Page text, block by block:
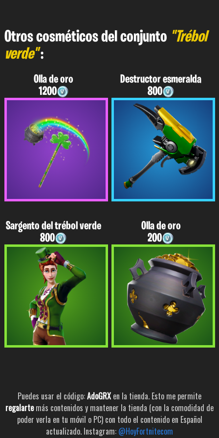
Otros cosméticos del conjunto "Trébol
verde":
Olla de oro
1200
Destructor esmeralda
800
Sargento del trébol verde
800
Olla de oro
200
Puedes usar el código:AdoGRXen la tienda. Esto me permite
regalartemás contenidos y mantener la tienda (con la comodidad de
poder verla en tu móvil o PC) con todo el contenido en Español
actualizado. Instagram: @HoyFortnitecom